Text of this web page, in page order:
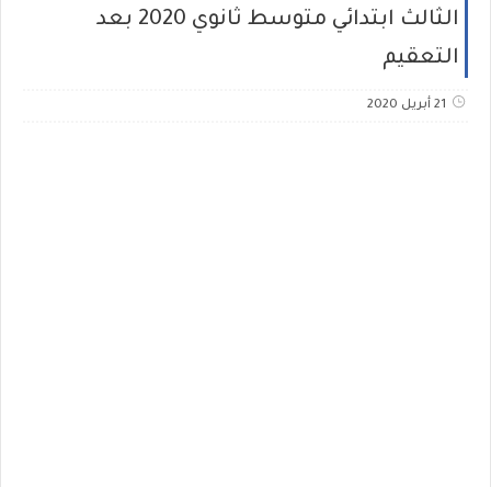
الثالث ابتدائي متوسط ثانوي 2020 بعد
التعقيم
21 أبريل 2020